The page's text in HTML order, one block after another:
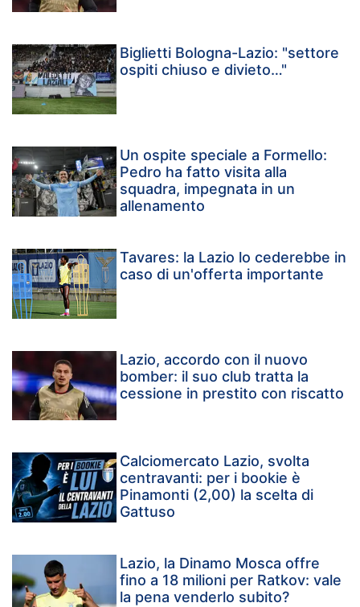
Biglietti Bologna-Lazio: "settore
ospiti chiuso e divieto…"
Un ospite speciale a Formello:
Pedro ha fatto visita alla
squadra, impegnata in un
allenamento
Tavares: la Lazio lo cederebbe in
caso di un'offerta importante
Lazio, accordo con il nuovo
bomber: il suo club tratta la
cessione in prestito con riscatto
Calciomercato Lazio, svolta
centravanti: per i bookie è
Pinamonti (2,00) la scelta di
Gattuso
Lazio, la Dinamo Mosca offre
fino a 18 milioni per Ratkov: vale
la pena venderlo subito?